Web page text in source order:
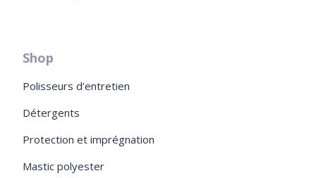
Shop
Polisseurs d’entretien
Détergents
Protection et imprégnation
Mastic polyester